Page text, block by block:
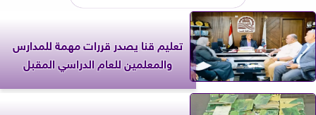
تعليم قنا يصدر قررات مهمة للمدارس
والمعلمين للعام الدراسي المقبل